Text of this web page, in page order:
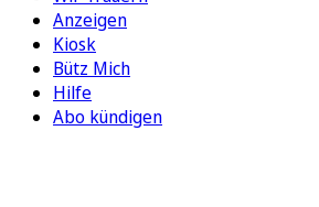
Anzeigen
Kiosk
Bütz Mich
Hilfe
Abo kündigen